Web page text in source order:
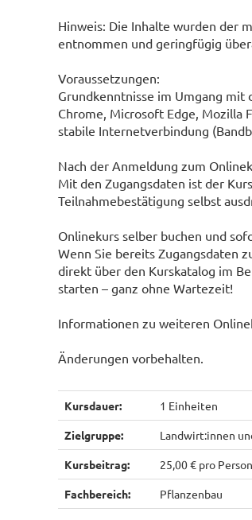
Hinweis: Die Inhalte wurden der
entnommen und geringfügig
Voraussetzungen:
Grundkenntnisse im Umgang mit
Chrome, Microsoft Edge, Mozilla
stabile Internetverbindung
Nach der Anmeldung zum
Mit den Zugangsdaten ist der
Teilnahmebestätigung selbst
Onlinekurs selber buchen und
Wenn Sie bereits Zugangsdaten
direkt über den Kurskatalog im
starten – ganz ohne Wartezeit!
Informationen zu weiteren
Änderungen vorbehalten.
Kursdauer: 1 Einheiten
Zielgruppe: Landwirt:innen
Kursbeitrag: 25,00 € pro Person
Fachbereich: Pflanzenbau